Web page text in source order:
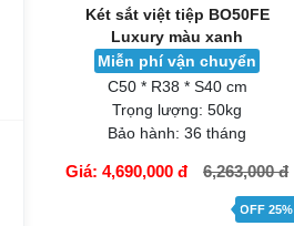
Két sắt việt tiệp BO50FE
Luxury màu xanh
Miễn phí vận chuyển
C50 * R38 * S40 cm
Trọng lượng: 50kg
Bảo hành: 36 tháng
Giá: 4,690,000 đ 6,263,000 đ
GIỎ HÀNG
OFF 25%